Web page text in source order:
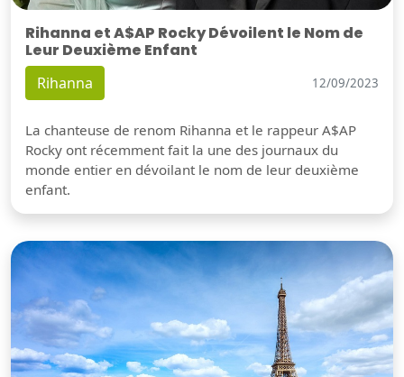
Rihanna et A$AP Rocky Dévoilent le Nom de
Leur Deuxième Enfant
Rihanna 12/09/2023
La chanteuse de renom Rihanna et le rappeur A$AP
Rocky ont récemment fait la une des journaux du
monde entier en dévoilant le nom de leur deuxième
enfant.